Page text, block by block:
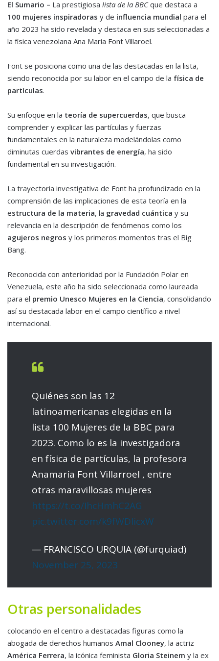
El Sumario – La prestigiosa lista de la BBCque destaca a
100 mujeres inspiradoras y de influencia mundial para el
año 2023 ha sido revelada y destaca en sus seleccionadas a
la física venezolana Ana María Font Villaroel.
Font se posiciona como una de las destacadas en la lista,
siendo reconocida por su labor en el campo de la física de
partículas.
Su enfoque en la teoría de supercuerdas, que busca
comprender y explicar las partículas y fuerzas
fundamentales en la naturaleza modelándolas como
diminutas cuerdas vibrantes de energía, ha sido
fundamental en su investigación.
La trayectoria investigativa de Font ha profundizado en la
comprensión de las implicaciones de esta teoría en la
estructura de la materia, la gravedad cuántica y su
relevancia en la descripción de fenómenos como los
agujeros negros y los primeros momentos tras el Big
Bang.
Reconocida con anterioridad por la Fundación Polar en
Venezuela, este año ha sido seleccionada como laureada
para el premio Unesco Mujeres en la Ciencia, consolidando
así su destacada labor en el campo científico a nivel
internacional.
Quiénes son las 12
latinoamericanas elegidas en la
lista 100 Mujeres de la BBC para
2023. Como lo es la investigadora
en física de partículas, la profesora
Anamaría Font Villarroel , entre
otras maravillosas mujeres
https://t.co/IhcHmhC2AG
pic.twitter.com/k9fWDIicxW
— FRANCISCO URQUIA (@furquiad)
November 25, 2023
Otras personalidades
colocando en el centro a destacadas figuras como la
abogada de derechos humanos Amal Clooney, la actriz
América Ferrera, la icónica feminista Gloria Steinem y la ex